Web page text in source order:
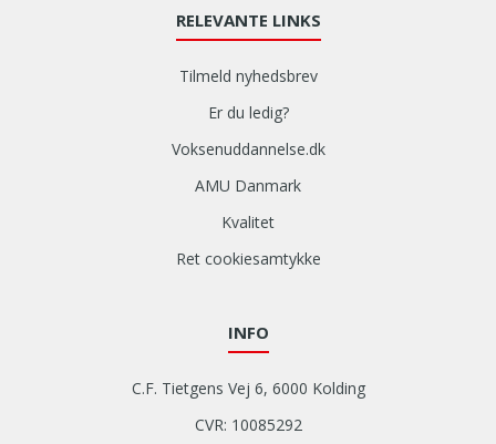
RELEVANTE LINKS
Tilmeld nyhedsbrev
Er du ledig?
Voksenuddannelse.dk
AMU Danmark
Kvalitet
Ret cookiesamtykke
INFO
C.F. Tietgens Vej 6, 6000 Kolding
CVR: 10085292